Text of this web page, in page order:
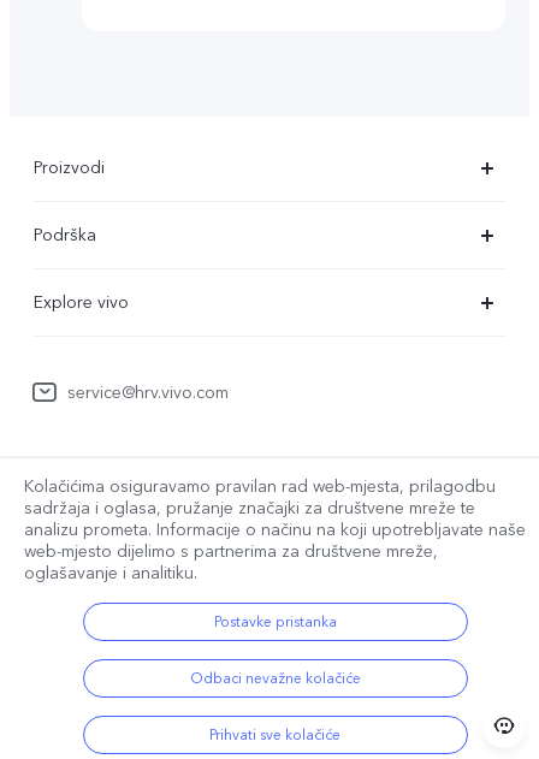
Proizvodi
Y35
Pravne napomene
Podrška
Ažuriranje sustava
Poslati na popravak
Zapisnik nadogradnje
Pravila o jamstvu
Explore vivo
Pravne napomene
Centar za zaštitu privatnosti
service@hrv.vivo.com
© 2026 vivo Mobile Communication Co., Ltd. Sva prava pridržana.
Podrška za zaštitu privatnosti | Pravila o podacima tvrtke vivo
Kolačićima osiguravamo pravilan rad web-mjesta, prilagodbu
sadržaja i oglasa, pružanje značajki za društvene mreže te
analizu prometa. Informacije o načinu na koji upotrebljavate naše
web-mjesto dijelimo s partnerima za društvene mreže,
oglašavanje i analitiku.
Postavke pristanka
Odbaci nevažne kolačiće
Prihvati sve kolačiće